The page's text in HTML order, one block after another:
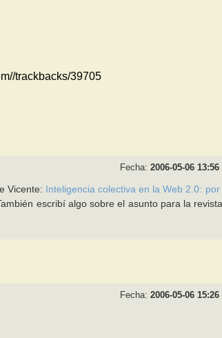
trackbacks/39705
Fecha: 2006-05-06 13:56
Vicente: Inteligencia colectiva en la Web 2.0: por
escribí algo sobre el asunto para la
Fecha: 2006-05-06 15:26